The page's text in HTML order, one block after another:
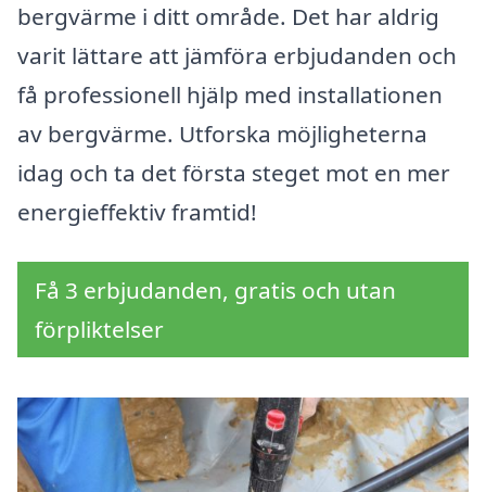
bergvärme i ditt område. Det har aldrig
varit lättare att jämföra erbjudanden och
få professionell hjälp med installationen
av bergvärme. Utforska möjligheterna
idag och ta det första steget mot en mer
energieffektiv framtid!
Få 3 erbjudanden, gratis och utan
förpliktelser